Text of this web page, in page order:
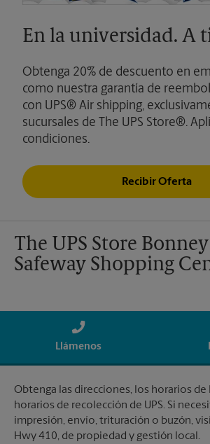
En la universidad. A
Obtenga 20% de descuento en
como nuestra garantía de
con UPS® Air shipping,
sucursales de The UPS Store®.
condiciones.
Recibir Oferta
The UPS Store
Safeway Shopping
Llámenos
Obtenga las direcciones, los horarios de
horarios de recolección de UPS. Si
impresión, envío, trituración o buzón,
Hwy 410, de propiedad y gestión local.